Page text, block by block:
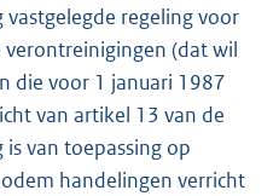
regeling voor
(dat wil
die voor 1 januari 1987
van artikel 13 van de
van toepassing op
handelingen verricht